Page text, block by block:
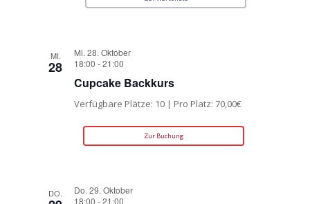
MI.
28
Mi. 28. Oktober
18:00 -21:00
Cupcake Backkurs
Verfügbare Plätze: 10 | Pro Platz: 70,00€
Zur Buchung
DO.
Do. 29. Oktober
18:00 -21:00